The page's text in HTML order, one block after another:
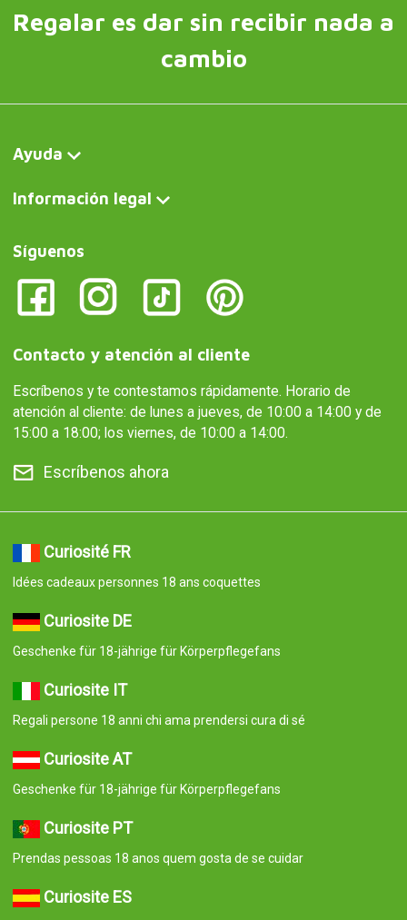
Regalar es dar sin recibir nada a
cambio
Ayuda
Información legal
Síguenos
Contacto y atención al cliente
Escríbenos y te contestamos rápidamente. Horario de
atención al cliente: de lunes a jueves, de 10:00 a 14:00 y de
15:00 a 18:00; los viernes, de 10:00 a 14:00.
Escríbenos ahora
Curiosité FR
Idées cadeaux personnes 18 ans coquettes
Curiosite DE
Geschenke für 18-jährige für Körperpflegefans
Curiosite IT
Regali persone 18 anni chi ama prendersi cura di sé
Curiosite AT
Geschenke für 18-jährige für Körperpflegefans
Curiosite PT
Prendas pessoas 18 anos quem gosta de se cuidar
Curiosite ES